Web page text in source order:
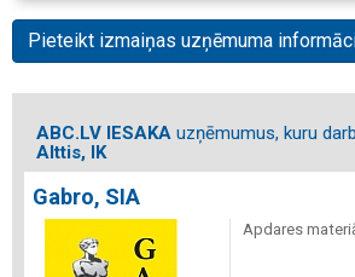
Pieteikt izmaiņas uzņēmuma
ABC.LV IESAKA uzņēmumus, kuru
Alttis, IK
Gabro, SIA
Apdares